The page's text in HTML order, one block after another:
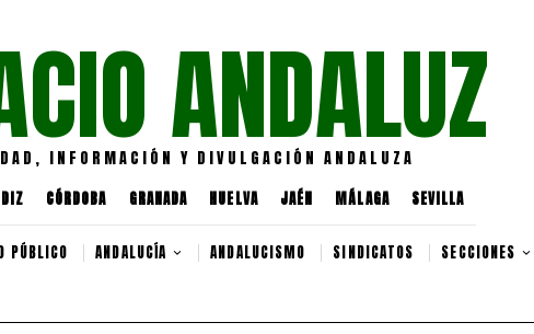
ANDALUZ
INFORMACIÓN Y DIVULGACIÓN ANDALUZA
CÓRDOBA GRANADA HUELVA JAÉN MÁLAGA SEVILLA
PÚBLICO ANDALUCÍA ANDALUCISMO SINDICATOS SECCIONES